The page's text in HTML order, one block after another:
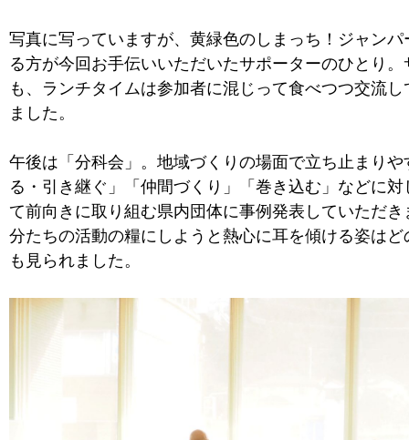
写真に写っていますが、黄緑色のしまっち！ジャンパ
る方が今回お手伝いいただいたサポーターのひとり。
も、ランチタイムは参加者に混じって食べつつ交流し
ました。
午後は「分科会」。地域づくりの場面で立ち止まりや
る・引き継ぐ」「仲間づくり」「巻き込む」などに対
て前向きに取り組む県内団体に事例発表していただき
分たちの活動の糧にしようと熱心に耳を傾ける姿はど
も見られました。